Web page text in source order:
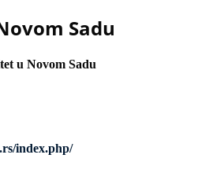
Sadu
u Novom Sadu
index.php/